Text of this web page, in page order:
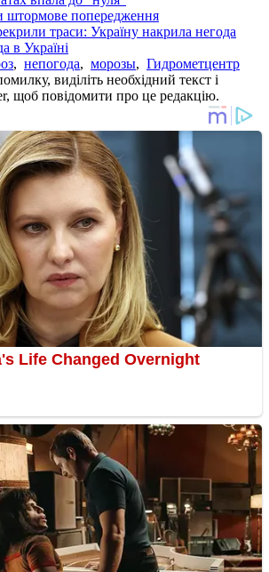
штормове попередження
траси: Україну накрила негода
в Україні
, непогода, морозы, Гидрометцентр
виділіть необхідний текст і
щоб повідомити про це редакцію.